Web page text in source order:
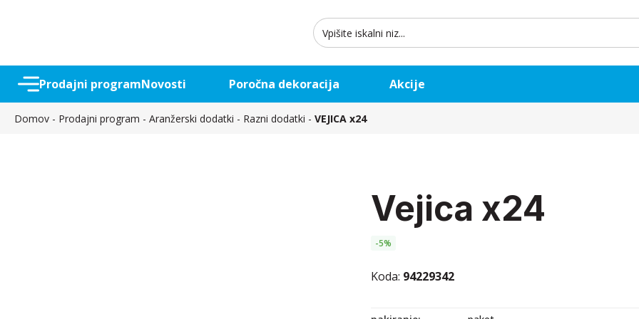
Search
for:
Prodajni programNovosti Poročna dekoracija Akcije
Domov - Prodajni program - Aranžerski dodatki - Razni dodatki - VEJICA x24
vejica x24
-5%
Koda: 94229342